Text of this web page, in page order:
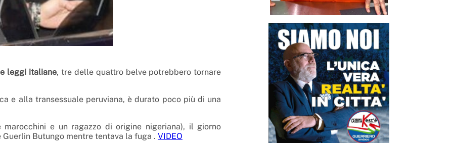
leggi italiane, tre delle quattro belve potrebbero tornare
e alla transessuale peruviana, è durato poco più di una
e un ragazzo di origine nigeriana), il giorno
Guerlin Butungo mentre tentava la fuga . VIDEO